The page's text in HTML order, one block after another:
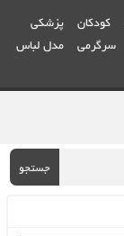
کودکان
پزشکی
سرگرمی
مدل لباس
جستجو